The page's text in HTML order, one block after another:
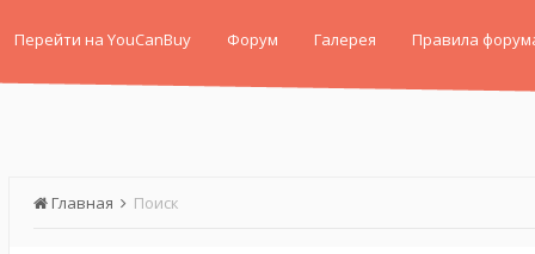
Перейти на YouCanBuy Форум Галерея Правила
Главная Поиск